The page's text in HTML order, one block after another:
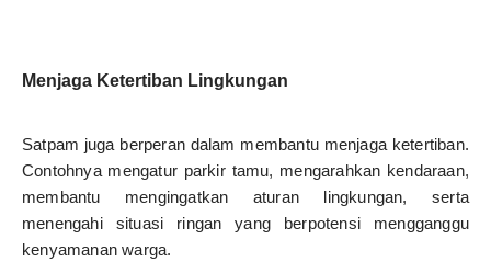
Menjaga Ketertiban Lingkungan
Satpam juga berperan dalam membantu menjaga ketertiban.
Contohnya mengatur parkir tamu, mengarahkan kendaraan,
membantu mengingatkan aturan lingkungan, serta
menengahi situasi ringan yang berpotensi mengganggu
kenyamanan warga.